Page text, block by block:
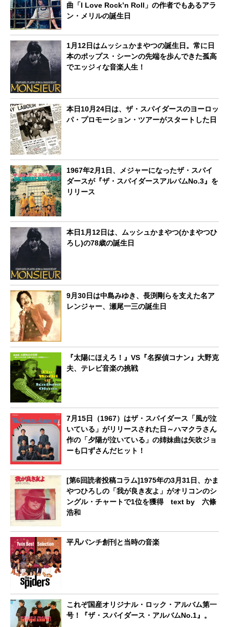
曲「I Love Rock’n Roll」の作者でもあるアラ
ン・メリルの誕生日
1月12日はムッシュかまやつの誕生日。常に日
本のポップス・シーンの先端を歩んできた孤高
でエッジィな音楽人生！
本日10月24日は、ザ・スパイダースのヨーロッ
パ・プロモーション・ツアーがスタートした日
1967年2月1日、メジャーになったザ・スパイ
ダースが『ザ・スパイダースアルバムNo.3』を
リリース
本日1月12日は、ムッシュかまやつ(かまやつひ
ろし)の78歳の誕生日
9月30日は中島みゆき、長渕剛らを支えた名ア
レンジャー、瀬尾一三の誕生日
『太陽にほえろ！』VS『名探偵コナン』大野克
夫、テレビ音楽の挑戦
7月15日（1967）はザ・スパイダース「風が泣
いている」がリリースされた日～ハマクラさん
作の「夕陽が泣いている」の姉妹曲は矢吹ジョ
ーも口ずさんだヒット！
[第6回読者投稿コラム]1975年の3月31日、かま
やつひろしの「我が良き友よ」がオリコンのシ
ングル・チャートで1位を獲得 text by 六條
浩和
平凡パンチ創刊と当時の音楽
これぞ国産オリジナル・ロック・アルバム第一
号！『ザ・スパイダース・アルバムNo.1』。